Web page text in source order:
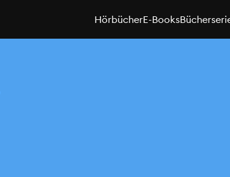
HörbücherE-Books